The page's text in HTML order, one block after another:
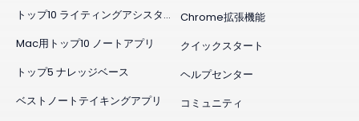
トップ10 ライティングアシスタント
Mac用トップ10 ノートアプリ
トップ5 ナレッジベース
ベストノートテイキングアプリ
Chrome拡張機能
クイックスタート
ヘルプセンター
コミュニティ